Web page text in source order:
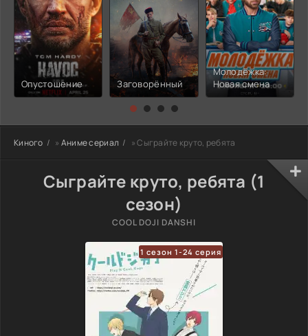
Опустошение Заговорённый
Молодёжка:
Новая смена
Киного » Аниме сериал » Сыграйте круто, ребята
Сыграйте круто, ребята (1
сезон)
COOL DOJI DANSHI
1 сезон 1-24 серия